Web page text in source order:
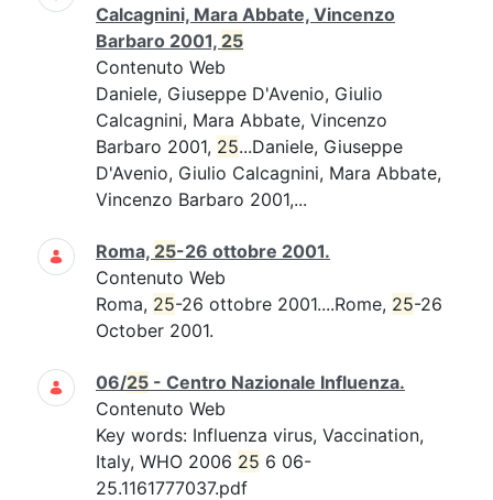
Calcagnini, Mara Abbate, Vincenzo
Barbaro 2001, 25
Contenuto Web
Daniele, Giuseppe D'Avenio, Giulio
Calcagnini, Mara Abbate, Vincenzo
Barbaro 2001, 25...Daniele, Giuseppe
D'Avenio, Giulio Calcagnini, Mara Abbate,
Vincenzo Barbaro 2001,...
Roma, 25-26 ottobre 2001.
Contenuto Web
Roma, 25-26 ottobre 2001....Rome, 25-26
October 2001.
06/25 - Centro Nazionale Influenza.
Contenuto Web
Key words: Influenza virus, Vaccination,
Italy, WHO 2006 25 6 06-
25.1161777037.pdf